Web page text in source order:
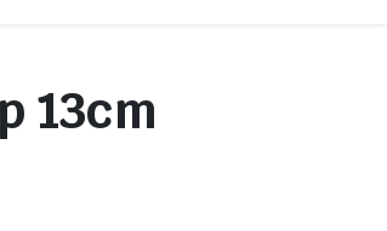
13cm